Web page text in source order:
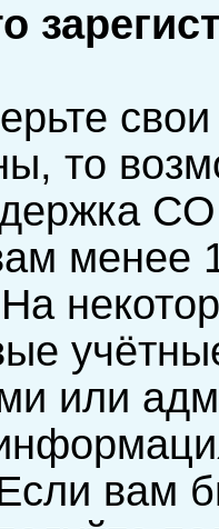
то
менее
или
вам